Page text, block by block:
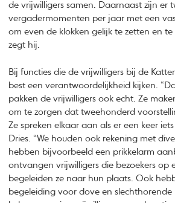
de vrijwilligers samen. Daarnaast zijn er
vergadermomenten per jaar met een
om even de klokken gelijk te zetten en
zegt hij.
Bij functies die de vrijwilligers bij de
best een verantwoordelijkheid kijken.
pakken de vrijwilligers ook echt. Ze
om te zorgen dat tweehonderd
Ze spreken elkaar aan als er een keer
Dries. “We houden ook rekening met
hebben bijvoorbeeld een prikkelarm
ontvangen vrijwilligers die bezoekers op
begeleiden ze naar hun plaats. Ook
begeleiding voor dove en